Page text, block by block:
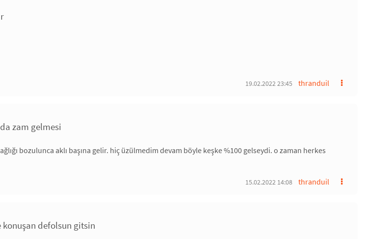
thranduil
19.02.2022 23:45
zam gelmesi
bozulunca aklı başına gelir. hiç üzülmedim devam böyle keşke %100 gelseydi. o zaman herkes
thranduil
15.02.2022 14:08
konuşan defolsun gitsin